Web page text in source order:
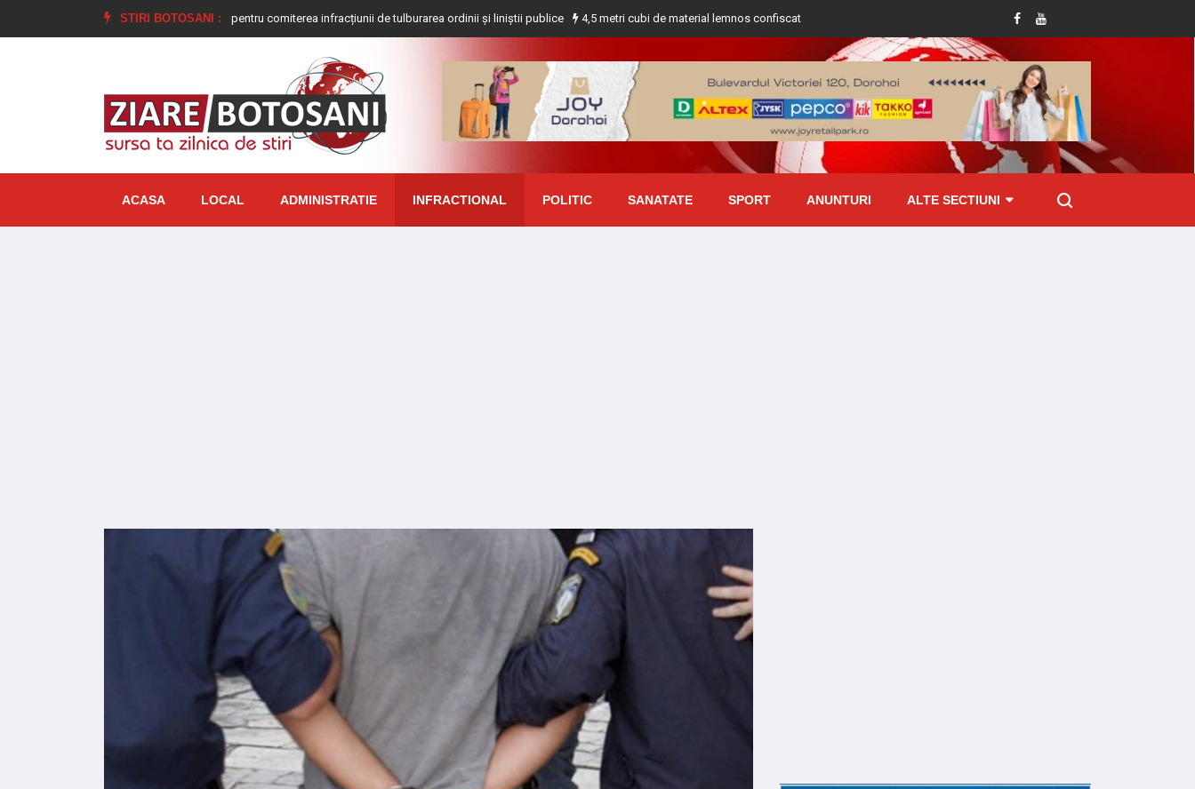
STIRI BOTOSANI :
Tânăr condamnat la închisoare pentru comiterea infracțiunii de tulburarea ordinii și liniștii publice 4,5 metri cubi de material lemnos confiscat de polițiști la Pomârla Botoșănean prins cu țigări de contrabandă ascunse în mașină
ACASA LOCAL ADMINISTRATIE INFRACTIONAL POLITIC SANATATE SPORT ANUNTURI ALTE SECTIUNI